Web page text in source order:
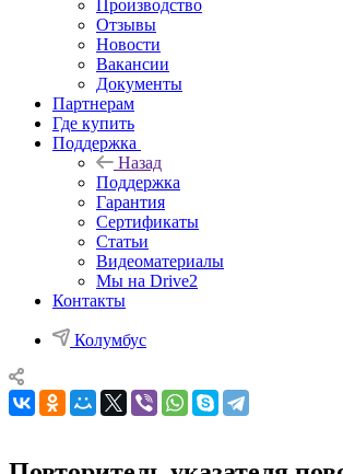
Производство
Отзывы
Новости
Вакансии
Документы
Партнерам
Где купить
Поддержка
Назад
Поддержка
Гарантия
Сертификаты
Статьи
Видеоматериалы
Мы на Drive2
Контакты
Колумбус